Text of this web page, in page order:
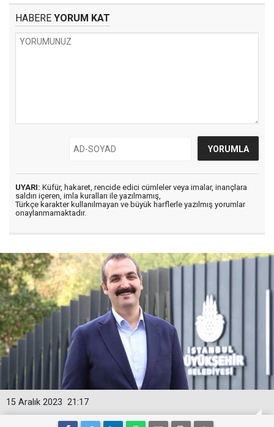
HABERE YORUM KAT
UYARI: Küfür, hakaret, rencide edici cümleler veya imalar, inançlara
saldırı içeren, imla kuralları ile yazılmamış,
Türkçe karakter kullanılmayan ve büyük harflerle yazılmış yorumlar
onaylanmamaktadır.
21:17
15 Aralık 2023